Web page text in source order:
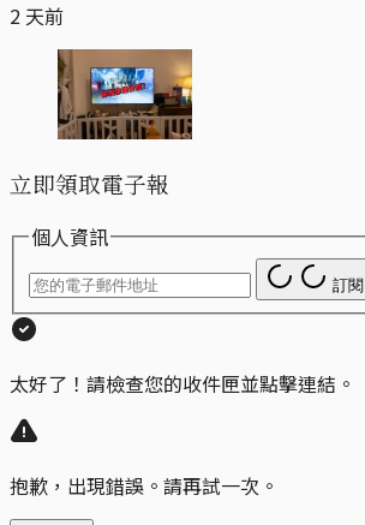
2 天前
立即領取電子報
個人資訊
訂閱
太好了！請檢查您的收件匣並點擊連結。
抱歉，出現錯誤。請再試一次。